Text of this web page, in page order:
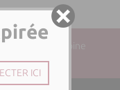
: Paul-Antoine
: